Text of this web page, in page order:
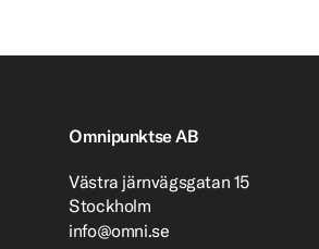
Omnipunktse AB
Västra järnvägsgatan 15
Stockholm
info@omni.se